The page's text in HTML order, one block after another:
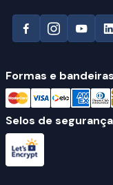
Formas e
Selos de segurança